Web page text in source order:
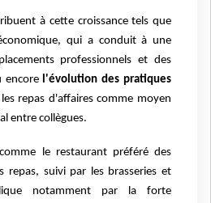
à cette croissance tels que
qui a conduit à une
professionnels et des
encorel'évolution des pratiques
repas d'affaires comme moyen
entre collègues.
le restaurant préféré des
repas, suivi par les brasseries et
notamment par la forte